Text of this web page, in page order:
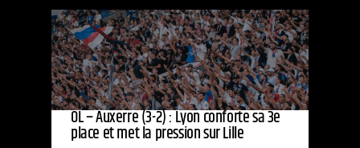
OL – Auxerre (3-2) : Lyon conforte sa 3e
place et met la pression sur Lille